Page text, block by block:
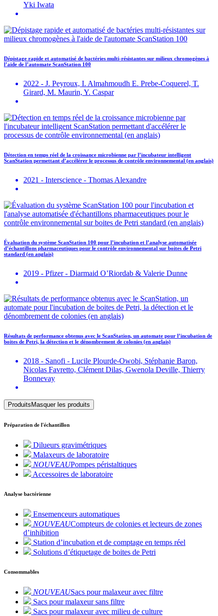
Yki Iwata
Dépistage rapide et automatisé de bactéries multi-résistantes sur milieux chromogènes à
l’aide de l’automate ScanStation 100
2022 - J. Peyroux, I. Almahmoudh E. Prebe-Coquerel, T.
Girard, M. Maurin, Y. Caspar
Détection en temps réel de la croissance microbienne par l’incubateur intelligent
ScanStation permettant d’accélérer le processus de contrôle environnemental (en anglais)
2021 - Interscience - Thomas Alexandre
Évaluation du système ScanStation 100 pour l’incubation et l’analyse automatisée
d’échantillons pharmaceutiques pour le contrôle environnemental sur boites de Petri
standard (en anglais)
2019 - Pfizer - Diarmaid O’Riordab & Valerie Dunne
Résultats de performance obtenus avec le ScanStation, un automate pour l’incubation de
boites de Petri, la détection et le dénombrement de colonies (en anglais)
2018 - Sanofi - Lucile Plourde-Owobi, Stéphanie Baron,
Nicolas Favretto, Clément Dilas, Gwenola Deville, Thierry
Bonnevay
Produits Masquer les produits
Préparation de l'échantillon
Dilueurs gravimétriques
Malaxeurs de laboratoire
NOUVEAUPompes péristaltiques
Accessoires de laboratoire
Analyse bactérienne
Ensemenceurs automatiques
NOUVEAUCompteurs de colonies et lecteurs de zones
d’inhibition
Station d’incubation et de comptage en temps réel
Solutions d’étiquetage de boites de Petri
Consommables
NOUVEAUSacs pour malaxeur avec filtre
Sacs pour malaxeur sans filtre
Sacs pour malaxeur avec milieu de culture